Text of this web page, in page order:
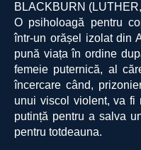
BLACKBURN
O psiholoagă pentru
într-un orășel izolat din
pună viața în ordine
femeie puternică, al
încercare când,
unui viscol violent, va fi
putință pentru a salva
pentru totdeauna.